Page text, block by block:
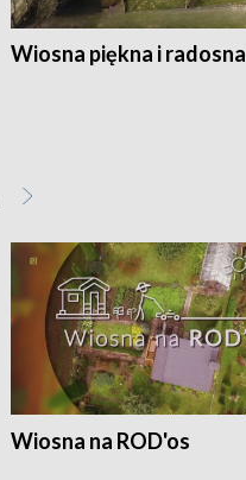
Wiosna piękna i radosna
Wiosna na ROD'os